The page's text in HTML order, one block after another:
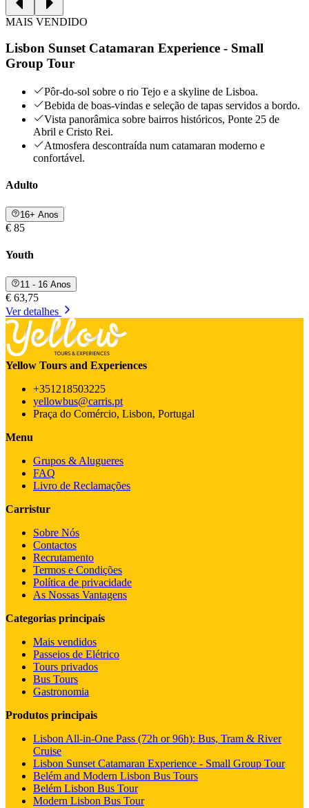
MAIS VENDIDO
Lisbon Sunset Catamaran Experience - Small
Group Tour
Pôr‑do‑sol sobre o rio Tejo e a skyline de Lisboa.
Bebida de boas‑vindas e seleção de tapas servidos a bordo.
Vista panorâmica sobre bairros históricos, Ponte 25 de
Abril e Cristo Rei.
Atmosfera descontraída num catamaran moderno e
confortável.
Adulto
16+ Anos
€ 85
Youth
11 - 16 Anos
€ 63,75
Ver detalhes
Yellow Tours and Experiences
+351218503225
yellowbus@carris.pt
Praça do Comércio, Lisbon, Portugal
Menu
Grupos & Alugueres
FAQ
Livro de Reclamações
Carristur
Sobre Nós
Contactos
Recrutamento
Termos e Condições
Política de privacidade
As Nossas Vantagens
Categorias principais
Mais vendidos
Passeios de Elétrico
Tours privados
Bus Tours
Gastronomia
Produtos principais
Lisbon All-in-One Pass (72h or 96h): Bus, Tram & River
Cruise
Lisbon Sunset Catamaran Experience - Small Group Tour
Belém and Modern Lisbon Bus Tours
Belém Lisbon Bus Tour
Modern Lisbon Bus Tour